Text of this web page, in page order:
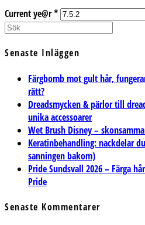
Current ye@r*
Senaste Inläggen
Färgbomb mot gult hår,
rätt?
Dreadsmycken & pärlor till
unika accessoarer
Wet Brush Disney –
Keratinbehandling: nackdelar
sanningen bakom)
Pride Sundsvall 2026 – Färga
Pride
Senaste Kommentarer